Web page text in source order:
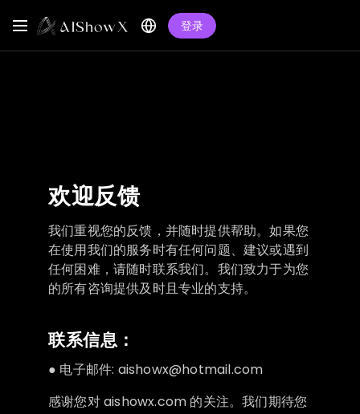
登录
欢迎反馈
我们重视您的反馈，并随时提供帮助。如果您
在使用我们的服务时有任何问题、建议或遇到
任何困难，请随时联系我们。我们致力于为您
的所有咨询提供及时且专业的支持。
联系信息：
● 电子邮件: aishowx@hotmail.com
感谢您对 aishowx.com 的关注。我们期待您